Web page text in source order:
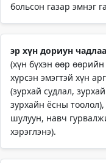
больсон газар эмнэг
эр хүн дориун
(хүн бүхэн өөр
хүрсэн эмэгтэй хүн
(зурхай судлал,
зурхайн ёсны
шулуун, навч
хэрэглэнэ).